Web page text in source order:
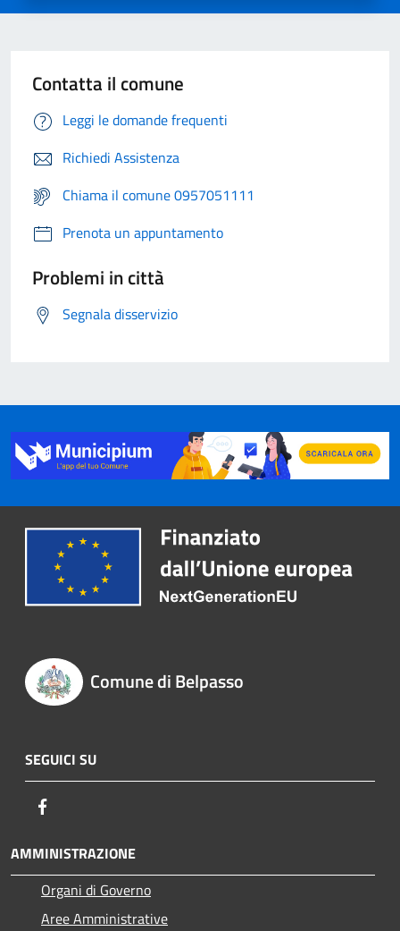
Contatta il comune
Leggi le domande frequenti
Richiedi Assistenza
Chiama il comune 0957051111
Prenota un appuntamento
Problemi in città
Segnala disservizio
Comune di Belpasso
SEGUICI SU
AMMINISTRAZIONE
Organi di Governo
Aree Amministrative